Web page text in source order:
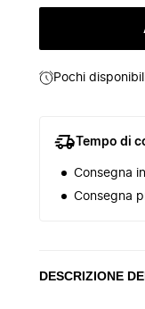
Pochi
Tempo di
Consegna
Consegna
DESCRIZIONE